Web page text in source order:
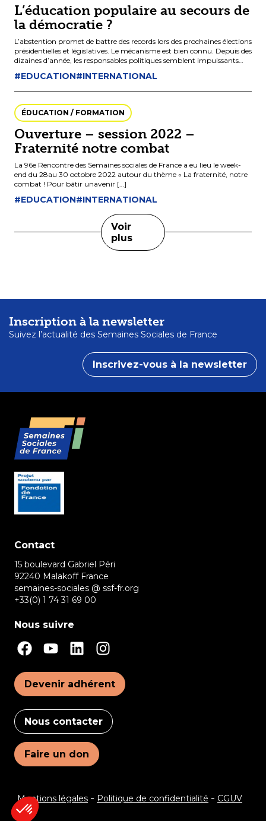
L’éducation populaire au secours de
la démocratie ?
L’abstention promet de battre des records lors des prochaines élections
présidentielles et législatives. Le mécanisme est bien connu. Depuis des
dizaines d’année, les responsables politiques semblent impuissants
#EDUCATION#INTERNATIONAL
ÉDUCATION / FORMATION
Ouverture – session 2022 –
Fraternité notre combat
La 96e Rencontre des Semaines sociales de France a eu lieu le week-
end du 28au 30 octobre 2022 autour du thème « La fraternité, notre
combat ! Pour bâtir unavenir […]
#EDUCATION#INTERNATIONAL
Voir
plus
Inscription à la newsletter
Suivez l’actualité des Semaines Sociales de France
Inscrivez-vous à la newsletter
Contact
15 boulevard Gabriel Péri
92240 Malakoff France
semaines-sociales @ ssf-fr.org
+33(0) 1 74 31 69 00
Nous suivre
Devenir adhérent
Nous contacter
Faire un don
Mentions légales Politique de confidentialité CGUV